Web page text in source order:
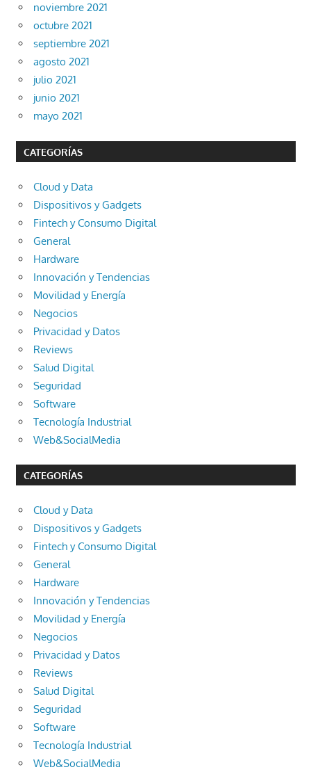
noviembre 2021
octubre 2021
septiembre 2021
agosto 2021
julio 2021
junio 2021
mayo 2021
CATEGORÍAS
Cloud y Data
Dispositivos y Gadgets
Fintech y Consumo Digital
General
Hardware
Innovación y Tendencias
Movilidad y Energía
Negocios
Privacidad y Datos
Reviews
Salud Digital
Seguridad
Software
Tecnología Industrial
Web&SocialMedia
CATEGORÍAS
Cloud y Data
Dispositivos y Gadgets
Fintech y Consumo Digital
General
Hardware
Innovación y Tendencias
Movilidad y Energía
Negocios
Privacidad y Datos
Reviews
Salud Digital
Seguridad
Software
Tecnología Industrial
Web&SocialMedia